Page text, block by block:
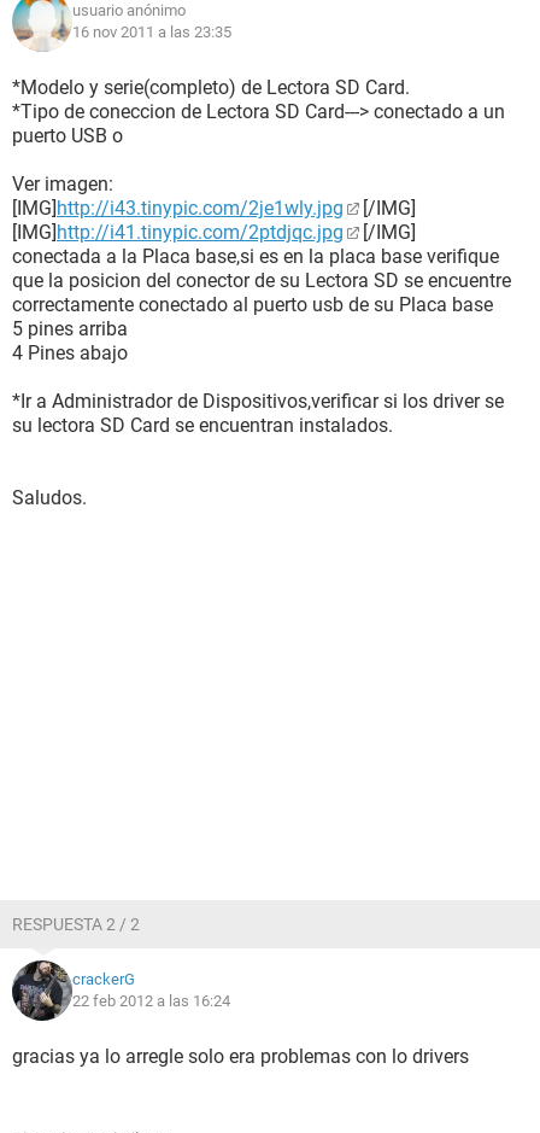
usuario anónimo
16 nov 2011 a las 23:35
*Modelo y serie(completo) de Lectora SD Card.
*Tipo de coneccion de Lectora SD Card---> conectado a un
puerto USB o
Ver imagen:
[IMG]http://i43.tinypic.com/2je1wly.jpg
[/IMG]
[IMG]http://i41.tinypic.com/2ptdjqc.jpg
[/IMG]
conectada a la Placa base,si es en la placa base verifique
que la posicion del conector de su Lectora SD se encuentre
correctamente conectado al puerto usb de su Placa base
5 pines arriba
4 Pines abajo
*Ir a Administrador de Dispositivos,verificar si los driver se
su lectora SD Card se encuentran instalados.
Saludos.
RESPUESTA 2 / 2
crackerG
22 feb 2012 a las 16:24
gracias ya lo arregle solo era problemas con lo drivers